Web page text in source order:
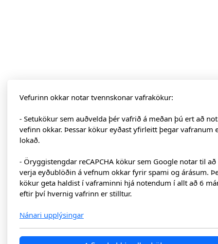
Vefurinn okkar notar tvennskonar vafrakökur:
- Setukökur sem auðvelda þér vafrið á meðan þú ert að
vefinn okkar. Þessar kökur eyðast yfirleitt þegar vafranum
lokað.
- Öryggistengdar reCAPCHA kökur sem Google notar til að
verja eyðublöðin á vefnum okkar fyrir spami og árásum.
kökur geta haldist í vaframinni hjá notendum í allt að 6
eftir því hvernig vafrinn er stilltur.
Nánari upplýsingar